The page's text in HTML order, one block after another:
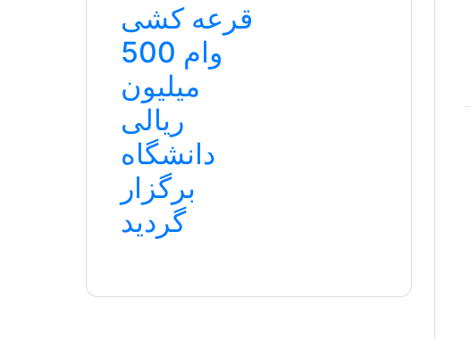
قرعه کشی
وام 500
میلیون
ریالی
دانشگاه
برگزار
گردید